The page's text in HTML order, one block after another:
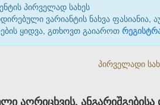
პირველად სახეს
ვარიანტის ნახვა ფასიანია,
ყიდვა, გთხოვთ გაიაროთ
პირველადი
აღრიცხვის,